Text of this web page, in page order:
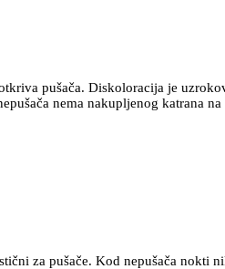
pušača. Diskoloracija je
nema nakupljenog katrana
za pušače. Kod nepušača nokti